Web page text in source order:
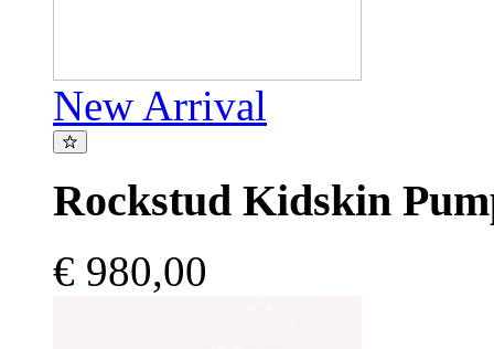
New Arrival
Rockstud Kidskin
€ 980,00